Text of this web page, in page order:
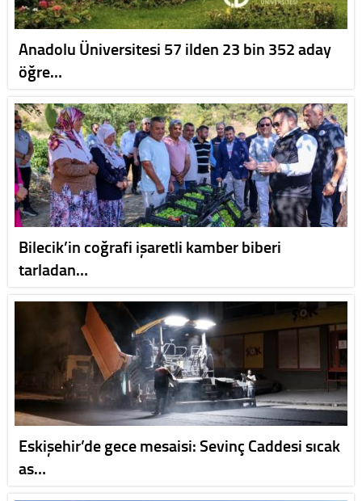
Anadolu Üniversitesi 57 ilden 23 bin 352 aday
öğre…
Bilecik’in coğrafi işaretli kamber biberi
tarladan…
Eskişehir’de gece mesaisi: Sevinç Caddesi sıcak
as…